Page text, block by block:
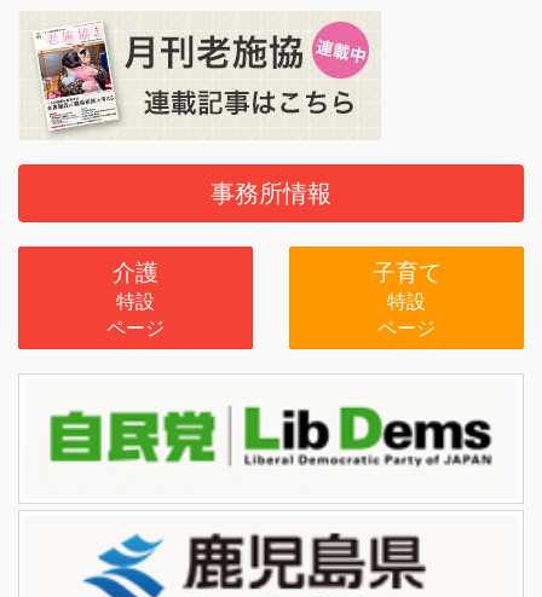
事務所情報
介護
特設
ページ
子育て
特設
ページ